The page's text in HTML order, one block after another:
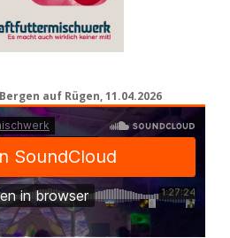
auf Rügen, 11.04.2026